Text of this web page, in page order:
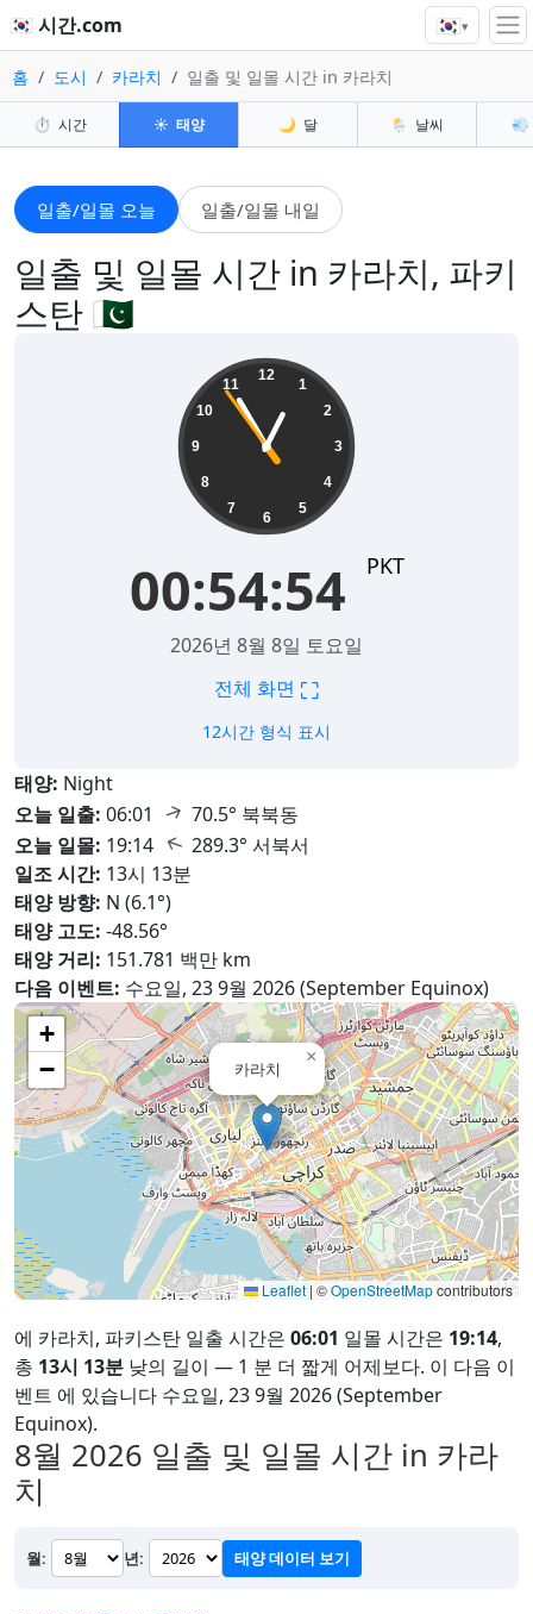
🇰🇷 시간.com 🇰🇷▾
홈 도시 카라치 일출 및 일몰 시간 in 카라치
⏱️ 시간 ☀️ 태양 🌙 달 🌦️ 날씨 💨
일출/일몰 오늘 일출/일몰 내일
일출 및 일몰 시간 in 카라치, 파키
스탄 🇵🇰
12
1
2
3
4
5
6
7
8
9
10
11
00:54:55 PKT
2026년 8월 8일 토요일
전체 화면 ⛶
12시간 형식 표시
태양: Night
오늘 일출: 06:01 ↑ 70.5° 북북동
오늘 일몰: 19:14 ↑ 289.3° 서북서
일조 시간: 13시 13분
태양 방향: N (6.1°)
태양 고도: -48.56°
태양 거리: 151.781 백만 km
다음 이벤트: 수요일, 23 9월 2026 (September Equinox)
카라치
×
+
−
Leaflet |©OpenStreetMapcontributors
에 카라치, 파키스탄 일출 시간은 06:01 일몰 시간은 19:14,
총 13시 13분 낮의 길이 — 1 분 더 짧게 어제보다. 이 다음 이
벤트 에 있습니다 수요일, 23 9월 2026 (September
Equinox).
8월 2026 일출 및 일몰 시간 in 카라
치
월: 년: 태양 데이터 보기